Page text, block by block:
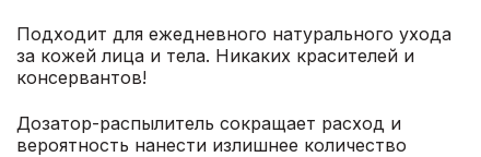
Подходит для ежедневного натурального ухода
за кожей лица и тела. Никаких красителей и
консервантов!
Дозатор-распылитель сокращает расход и
вероятность нанести излишнее количество